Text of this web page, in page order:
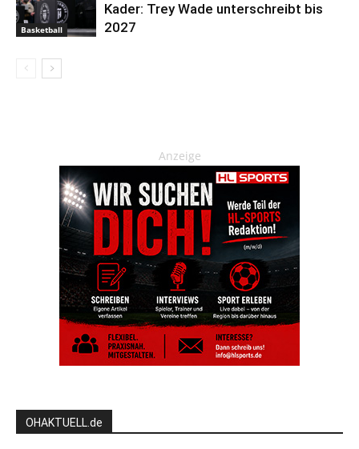
Basketball
Kader: Trey Wade unterschreibt bis
2027
Anzeige
OHAKTUELL.de